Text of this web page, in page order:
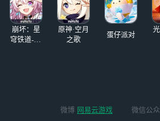
崩坏：星
穹铁道-4.4
原神·空月
之歌
蛋仔派对
微博 网易云游戏 微信公